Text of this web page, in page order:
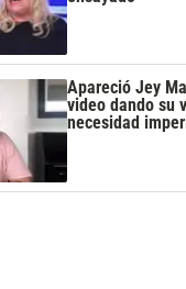
Apareció Jey
video dando su
necesidad